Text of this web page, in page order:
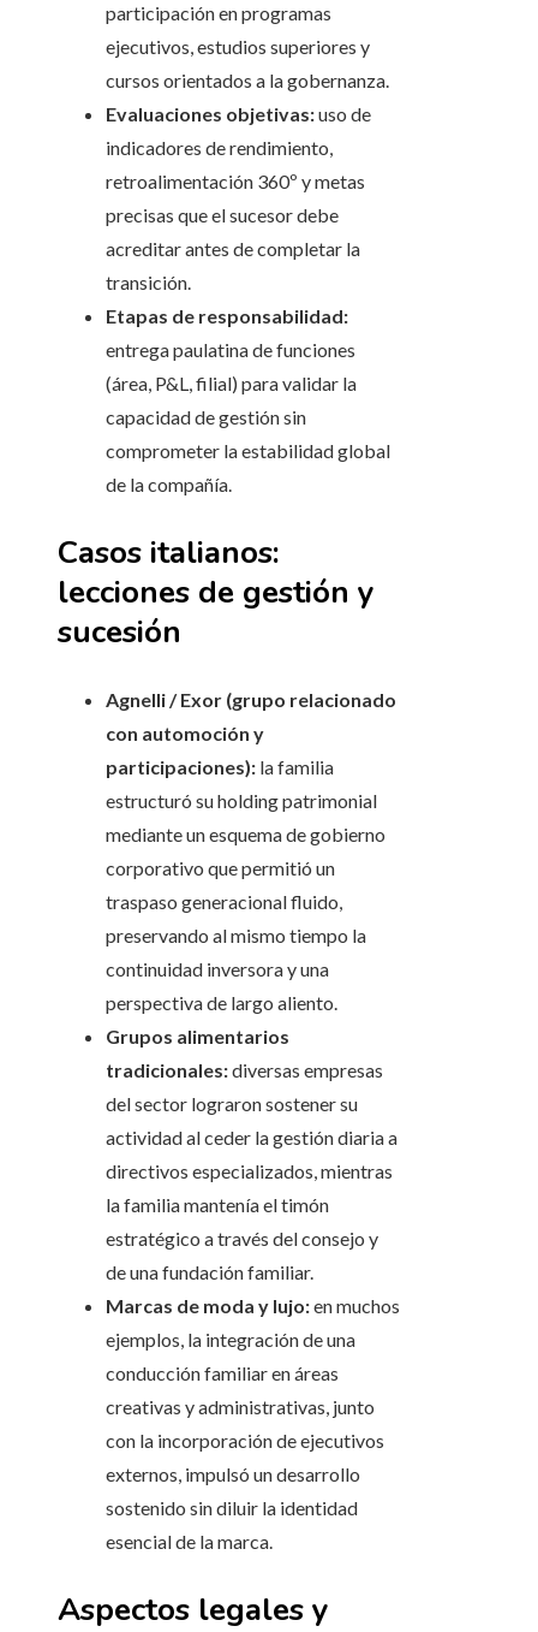
participación en programas
ejecutivos, estudios superiores y
cursos orientados a la gobernanza.
Evaluaciones objetivas:uso de
indicadores de rendimiento,
retroalimentación 360º y metas
precisas que el sucesor debe
acreditar antes de completar la
transición.
Etapas de responsabilidad:
entrega paulatina de funciones
(área, P&L, filial) para validar la
capacidad de gestión sin
comprometer la estabilidad global
de la compañía.
Casos italianos:
lecciones de gestión y
sucesión
Agnelli / Exor (grupo relacionado
con automoción y
participaciones): la familia
estructuró su holding patrimonial
mediante un esquema de gobierno
corporativo que permitió un
traspaso generacional fluido,
preservando al mismo tiempo la
continuidad inversora y una
perspectiva de largo aliento.
Grupos alimentarios
tradicionales:diversas empresas
del sector lograron sostener su
actividad al ceder la gestión diaria a
directivos especializados, mientras
la familia mantenía el timón
estratégico a través del consejo y
de una fundación familiar.
Marcas de moda y lujo:en muchos
ejemplos, la integración de una
conducción familiar en áreas
creativas y administrativas, junto
con la incorporación de ejecutivos
externos, impulsó un desarrollo
sostenido sin diluir la identidad
esencial de la marca.
Aspectos legales y